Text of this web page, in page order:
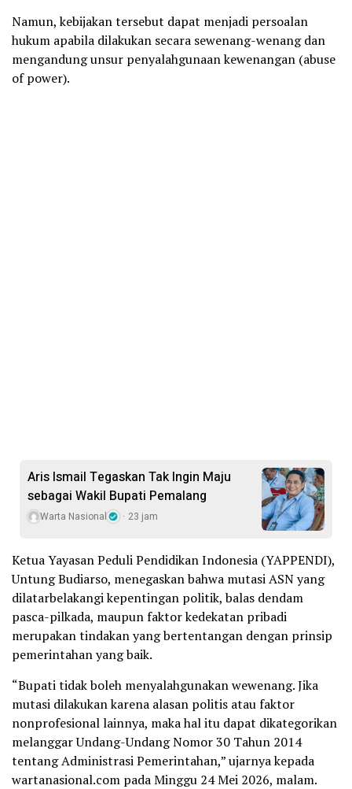
Namun, kebijakan tersebut dapat menjadi persoalan
hukum apabila dilakukan secara sewenang-wenang dan
mengandung unsur penyalahgunaan kewenangan (abuse
of power).
Aris Ismail Tegaskan Tak Ingin Maju
sebagai Wakil Bupati Pemalang
Warta Nasional 23 jam
Ketua Yayasan Peduli Pendidikan Indonesia (YAPPENDI),
Untung Budiarso, menegaskan bahwa mutasi ASN yang
dilatarbelakangi kepentingan politik, balas dendam
pasca-pilkada, maupun faktor kedekatan pribadi
merupakan tindakan yang bertentangan dengan prinsip
pemerintahan yang baik.
“Bupati tidak boleh menyalahgunakan wewenang. Jika
mutasi dilakukan karena alasan politis atau faktor
nonprofesional lainnya, maka hal itu dapat dikategorikan
melanggar Undang-Undang Nomor 30 Tahun 2014
tentang Administrasi Pemerintahan,” ujarnya kepada
wartanasional.com pada Minggu 24 Mei 2026, malam.